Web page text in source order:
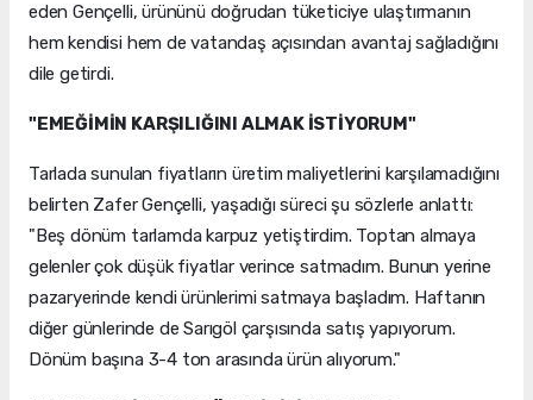
eden Gençelli, ürününü doğrudan tüketiciye ulaştırmanın
hem kendisi hem de vatandaş açısından avantaj sağladığını
dile getirdi.
"EMEĞİMİN KARŞILIĞINI ALMAK İSTİYORUM"
Tarlada sunulan fiyatların üretim maliyetlerini karşılamadığını
belirten Zafer Gençelli, yaşadığı süreci şu sözlerle anlattı:
"Beş dönüm tarlamda karpuz yetiştirdim. Toptan almaya
gelenler çok düşük fiyatlar verince satmadım. Bunun yerine
pazaryerinde kendi ürünlerimi satmaya başladım. Haftanın
diğer günlerinde de Sarıgöl çarşısında satış yapıyorum.
Dönüm başına 3-4 ton arasında ürün alıyorum."